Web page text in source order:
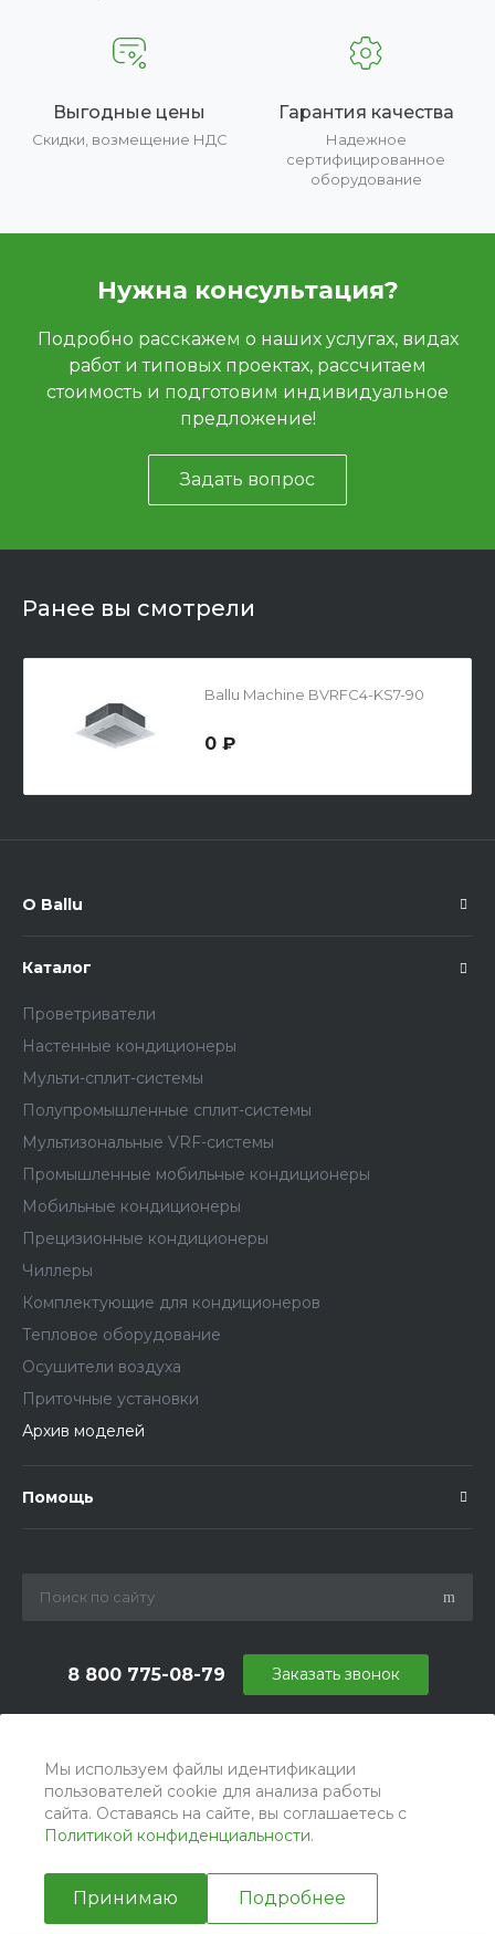
Мы используем файлы идентификации
пользователей cookie для анализа работы
сайта. Оставаясь на сайте, вы соглашаетесь с
Политикой конфиденциальности.
Принимаю Подробнее
Выгодные цены
Скидки, возмещение НДС
Гарантия качества
Надежное
сертифицированное
оборудование
Нужна консультация?
Подробно расскажем о наших услугах, видах
работ и типовых проектах, рассчитаем
стоимость и подготовим индивидуальное
предложение!
Задать вопрос
Ранее вы смотрели
Ballu Machine BVRFC4-KS7-90
0 ₽
О Ballu
Каталог
Проветриватели
Настенные кондиционеры
Мульти-сплит-системы
Полупромышленные сплит-системы
Мультизональные VRF-системы
Промышленные мобильные кондиционеры
Мобильные кондиционеры
Прецизионные кондиционеры
Чиллеры
Комплектующие для кондиционеров
Тепловое оборудование
Осушители воздуха
Приточные установки
Архив моделей
Помощь
8 800 775-08-79
г. Москва, БЦ Вятский, ул. Вятская д.70, офис 715
Заказать звонок